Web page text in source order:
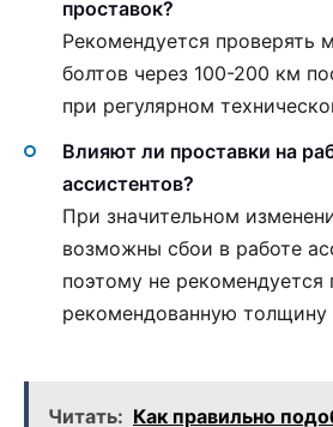
проставок?
Рекомендуется проверять
болтов через 100-200 км
при регулярном
Влияют ли проставки на
ассистентов?
При значительном
возможны сбои в работе
поэтому не рекомендуется
рекомендованную толщину
Читать: Как правильно